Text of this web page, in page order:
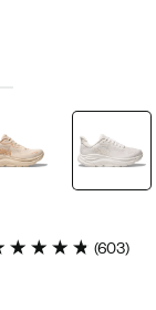
(603)